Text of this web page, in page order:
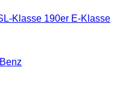
Klasse 190er E-Klasse